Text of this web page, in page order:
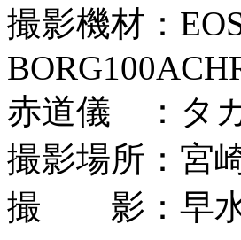
撮影機材：
赤道儀 ：タ
撮影場所：宮
撮 影：早水